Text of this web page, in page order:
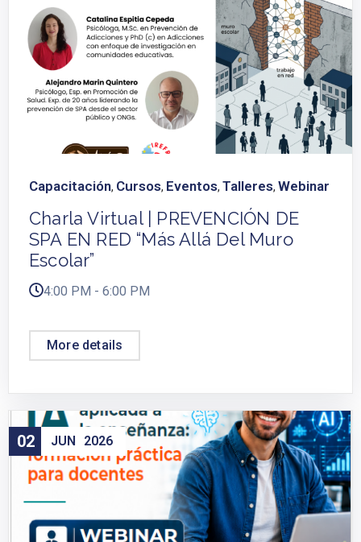
Capacitación, Cursos, Eventos, Talleres, Webinar
Charla Virtual | PREVENCIÓN DE
SPA EN RED “Más Allá Del Muro
Escolar”
4:00 PM - 6:00 PM
More details
02 JUN 2026